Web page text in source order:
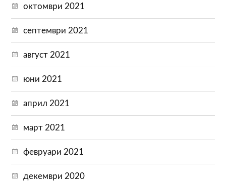
октомври 2021
септември 2021
август 2021
юни 2021
април 2021
март 2021
февруари 2021
декември 2020